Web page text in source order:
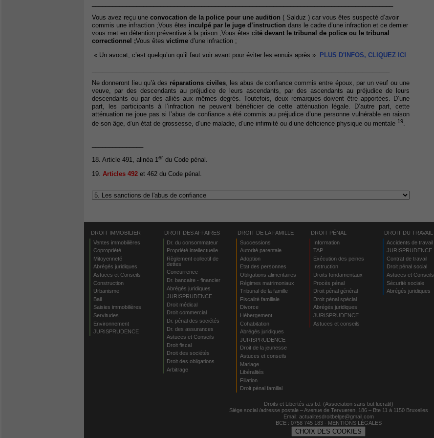
Vous avez reçu une convocation de la police pour une audition ( Salduz ) car vous êtes suspecté d’avoir
commis une infraction ;Vous êtes inculpé par le juge d’instruction dans le cadre d’une infraction et ce dernier
vous met en détention préventive à la prison ;Vous êtes cité devant le tribunal de police ou le tribunal
correctionnel ;Vous êtes victime d’une infraction ;
« Un avocat, c’est quelqu’un qu’il faut voir avant pour éviter les ennuis après » PLUS D'INFOS, CLIQUEZ ICI
Ne donneront lieu qu’à des réparations civiles, les abus de confiance commis entre époux, par un veuf ou une
veuve, par des descendants au préjudice de leurs ascendants, par des ascendants au préjudice de leurs
descendants ou par des alliés aux mêmes degrés. Toutefois, deux remarques doivent être apportées. D’une
part, les participants à l’infraction ne peuvent bénéficier de cette atténuation légale. D’autre part, cette
atténuation ne joue pas si l’abus de confiance a été commis au préjudice d’une personne vulnérable en raison
de son âge, d’un état de grossesse, d’une maladie, d’une infirmité ou d’une déficience physique ou mentale 19.
18. Article 491, alinéa 1er du Code pénal.
19. Articles 492 et 462 du Code pénal.
DROIT IMMOBILIER
Ventes immobilières
Copropriété
Mitoyenneté
Abrégés juridiques
Astuces et Conseils
Construction
Urbanisme
Bail
Saisies immobilières
Servitudes
Environnement
JURISPRUDENCE
DROIT DES AFFAIRES
Dr. du consommateur
Propriété intellectuelle
Règlement collectif de
dettes
Concurrence
Dr. bancaire - financier
Abrégés juridiques
JURISPRUDENCE
Droit médical
Droit commercial
Dr. pénal des sociétés
Dr. des assurances
Astuces et Conseils
Droit fiscal
Droit des sociétés
Droit des obligations
Arbitrage
DROIT DE LA FAMILLE
Successions
Autorité parentale
Adoption
Etat des personnes
Obligations alimentaires
Régimes matrimoniaux
Tribunal de la famille
Fiscalité familiale
Divorce
Hébergement
Cohabitation
Abrégés juridiques
JURISPRUDENCE
Droit de la jeunesse
Astuces et conseils
Mariage
Libéralités
Filiation
Droit pénal familial
DROIT PÉNAL
Information
TAP
Exécution des peines
Instruction
Droits fondamentaux
Procès pénal
Droit pénal général
Droit pénal spécial
Abrégés juridiques
JURISPRUDENCE
Astuces et conseils
DROIT DU TRAVAIL
Accidents de travail
JURISPRUDENCE
Contrat de travail
Droit pénal social
Astuces et Conseils
Sécurité sociale
Abrégés juridiques
Droits et Libertés a.s.b.l. (Association sans but lucratif)
Siège social /adresse postale – Avenue de Tervueren, 186 – Bte 11 à 1150 Bruxelles
Email: actualitesdroitbelge@gmail.com
BCE : 0758 745 183 - MENTIONS LÉGALES
CHOIX DES COOKIES